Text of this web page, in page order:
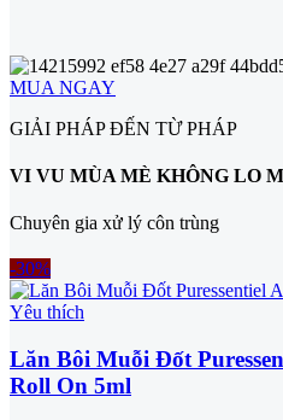
MUA NGAY
GIẢI PHÁP ĐẾN TỪ PHÁP
VI VU MÙA MÈ KHÔNG LO
Chuyên gia xử lý côn trùng
-30%
Yêu thích
Lăn Bôi Muỗi Đốt
Roll On 5ml